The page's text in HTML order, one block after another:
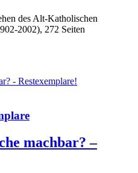
des Alt-Katholischen
2002), 272 Seiten
machbar? –